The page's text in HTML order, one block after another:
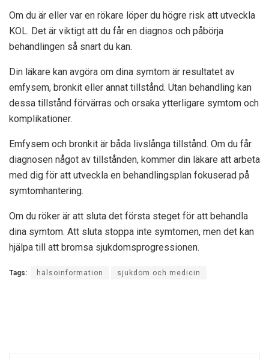
Om du är eller var en rökare löper du högre risk att utveckla
KOL. Det är viktigt att du får en diagnos och påbörja
behandlingen så snart du kan.
Din läkare kan avgöra om dina symtom är resultatet av
emfysem, bronkit eller annat tillstånd. Utan behandling kan
dessa tillstånd förvärras och orsaka ytterligare symtom och
komplikationer.
Emfysem och bronkit är båda livslånga tillstånd. Om du får
diagnosen något av tillstånden, kommer din läkare att arbeta
med dig för att utveckla en behandlingsplan fokuserad på
symtomhantering.
Om du röker är att sluta det första steget för att behandla
dina symtom. Att sluta stoppa inte symtomen, men det kan
hjälpa till att bromsa sjukdomsprogressionen.
Tags: hälsoinformation sjukdom och medicin